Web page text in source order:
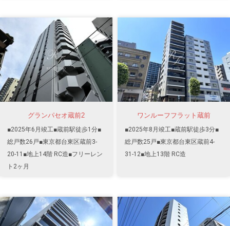
グランパセオ蔵前2
■2025年6月竣工■蔵前駅徒歩1分■
総戸数26戸■東京都台東区蔵前3-
20-11■地上14階 RC造■フリーレン
ト2ヶ月
ワンルーフフラット蔵前
■2025年8月竣工■蔵前駅徒歩3分■
総戸数25戸■東京都台東区蔵前4-
31-12■地上13階 RC造